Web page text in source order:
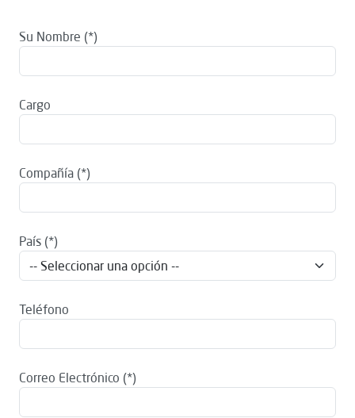
Su Nombre
Cargo
Compañía
País
Teléfono
Correo Electrónico